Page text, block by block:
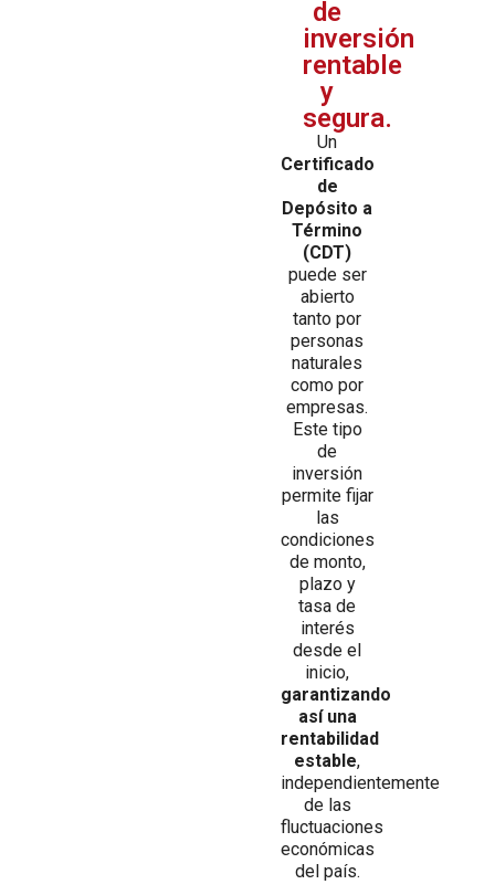
de
inversión
rentable
y
segura.
Un
Certificado
de
Depósito a
Término
(CDT)
puede ser
abierto
tanto por
personas
naturales
como por
empresas.
Este tipo
de
inversión
permite fijar
las
condiciones
de monto,
plazo y
tasa de
interés
desde el
inicio,
garantizando
así una
rentabilidad
estable,
independientemente
de las
fluctuaciones
económicas
del país.